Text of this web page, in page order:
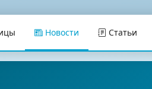
Новости Статьи